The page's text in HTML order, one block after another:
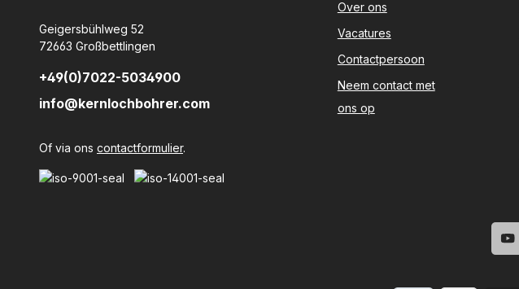
Geigersbühlweg 52
72663 Großbettlingen
+49(0)7022-5034900
info@kernlochbohrer.com
Of via ons contactformulier.
Over ons
Vacatures
Contactpersoon
Neem contact met
ons op